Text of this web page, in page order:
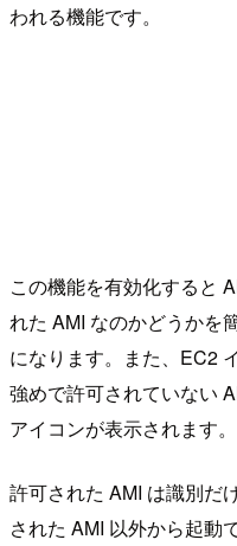
われる機能です。
この機能を有効化すると
れた AMI なのかどうかを
になります。また、EC2
強めで許可されていない
アイコンが表示されます。
許可された AMI は識別だ
された AMI 以外から起動